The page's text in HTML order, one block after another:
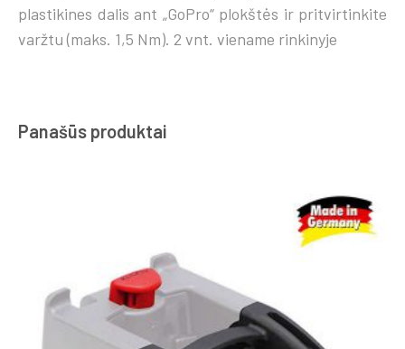
plastikines dalis ant „GoPro“ plokštės ir pritvirtinkite
varžtu (maks. 1,5 Nm). 2 vnt. viename rinkinyje
Panašūs produktai